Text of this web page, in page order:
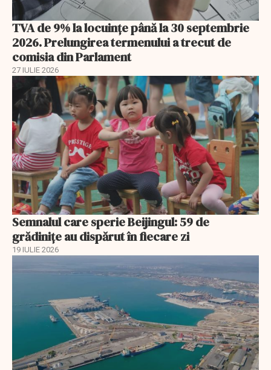
TVA de 9% la locuințe până la 30 septembrie
2026. Prelungirea termenului a trecut de
comisia din Parlament
27 IULIE 2026
Semnalul care sperie Beijingul: 59 de
grădinițe au dispărut în fiecare zi
19 IULIE 2026